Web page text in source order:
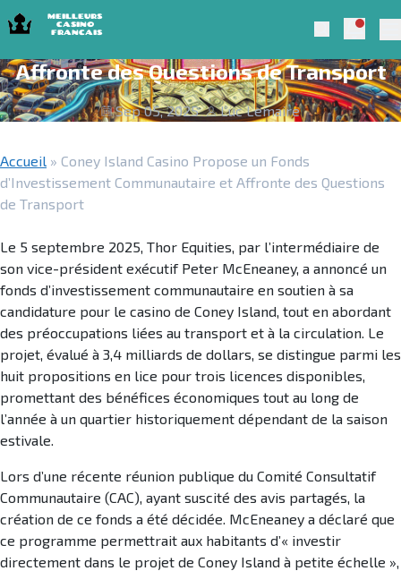
Skip to navigation
Skip to content
Meilleurs Casino Francais 2025
Search
Coney Island Casino Propose un Fonds
d’Investissement Communautaire et
Affronte des Questions de Transport
Sep 05, 2025 Luc Lemaire
Accueil » Coney Island Casino Propose un Fonds
d’Investissement Communautaire et Affronte des Questions
de Transport
Le 5 septembre 2025, Thor Equities, par l’intermédiaire de
son vice-président exécutif Peter McEneaney, a annoncé un
fonds d’investissement communautaire en soutien à sa
candidature pour le casino de Coney Island, tout en abordant
des préoccupations liées au transport et à la circulation. Le
projet, évalué à 3,4 milliards de dollars, se distingue parmi les
huit propositions en lice pour trois licences disponibles,
promettant des bénéfices économiques tout au long de
l’année à un quartier historiquement dépendant de la saison
estivale.
Lors d’une récente réunion publique du Comité Consultatif
Communautaire (CAC), ayant suscité des avis partagés, la
création de ce fonds a été décidée. McEneaney a déclaré que
ce programme permettrait aux habitants d’« investir
directement dans le projet de Coney Island à petite échelle »,